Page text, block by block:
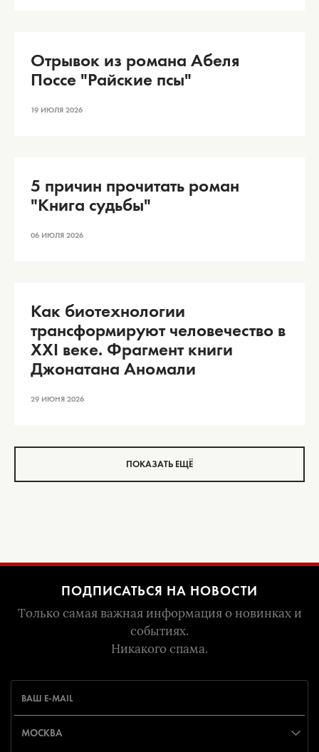
Отрывок из романа Абеля
Поссе "Райские псы"
19 ИЮЛЯ 2026
5 причин прочитать роман
"Книга судьбы"
06 ИЮЛЯ 2026
Как биотехнологии
трансформируют человечество в
XXI веке. Фрагмент книги
Джонатана Аномали
29 ИЮНЯ 2026
ПОКАЗАТЬ ЕЩЁ
ПОДПИСАТЬСЯ НА НОВОСТИ
Только самая важная информация о новинках и
событиях.
Никакого спама.